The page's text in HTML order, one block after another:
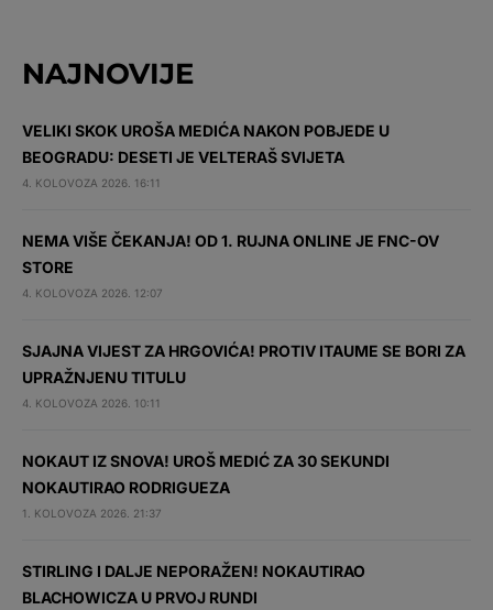
NAJNOVIJE
VELIKI SKOK UROŠA MEDIĆA NAKON POBJEDE U
BEOGRADU: DESETI JE VELTERAŠ SVIJETA
4. KOLOVOZA 2026. 16:11
NEMA VIŠE ČEKANJA! OD 1. RUJNA ONLINE JE FNC-OV
STORE
4. KOLOVOZA 2026. 12:07
SJAJNA VIJEST ZA HRGOVIĆA! PROTIV ITAUME SE BORI ZA
UPRAŽNJENU TITULU
4. KOLOVOZA 2026. 10:11
NOKAUT IZ SNOVA! UROŠ MEDIĆ ZA 30 SEKUNDI
NOKAUTIRAO RODRIGUEZA
1. KOLOVOZA 2026. 21:37
STIRLING I DALJE NEPORAŽEN! NOKAUTIRAO
BLACHOWICZA U PRVOJ RUNDI